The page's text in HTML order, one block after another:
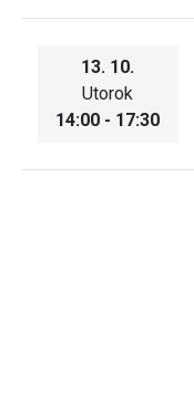
13. 10.
Utorok
14:00 - 17:30